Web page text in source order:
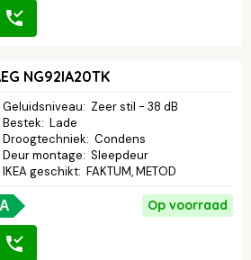
NG92IA20TK
Geluidsniveau: Zeer stil - 38 dB
Bestek: Lade
Droogtechniek: Condens
Deur montage: Sleepdeur
IKEA geschikt: FAKTUM, METOD
A Op voorraad